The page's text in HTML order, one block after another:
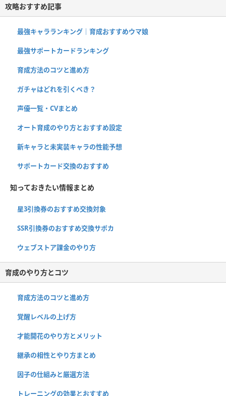
攻略おすすめ記事
最強キャラランキング｜育成おすすめウマ娘
最強サポートカードランキング
育成方法のコツと進め方
ガチャはどれを引くべき？
声優一覧・CVまとめ
オート育成のやり方とおすすめ設定
新キャラと未実装キャラの性能予想
サポートカード交換のおすすめ
知っておきたい情報まとめ
星3引換券のおすすめ交換対象
SSR引換券のおすすめ交換サポカ
ウェブストア課金のやり方
育成のやり方とコツ
育成方法のコツと進め方
覚醒レベルの上げ方
才能開花のやり方とメリット
継承の相性とやり方まとめ
因子の仕組みと厳選方法
トレーニングの効果とおすすめ